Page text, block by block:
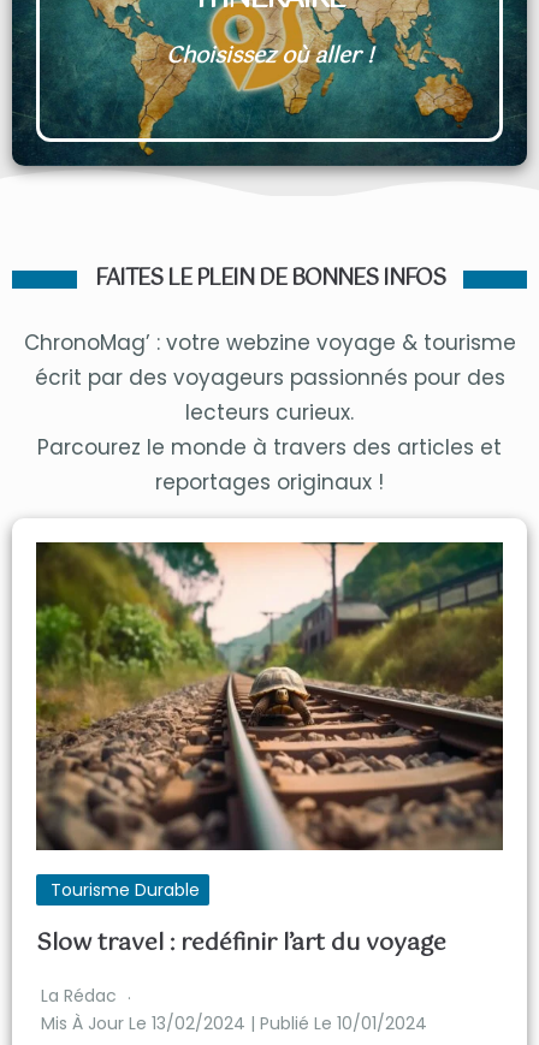
Choisissez où aller !
FAITES LE PLEIN DE BONNES INFOS
ChronoMag’ : votre webzine voyage & tourisme
écrit par des voyageurs passionnés pour des
lecteurs curieux.
Parcourez le monde à travers des articles et
reportages originaux !
Tourisme Durable
Slow travel : redéfinir l’art du voyage
La Rédac
Mis À Jour Le 13/02/2024 | Publié Le 10/01/2024